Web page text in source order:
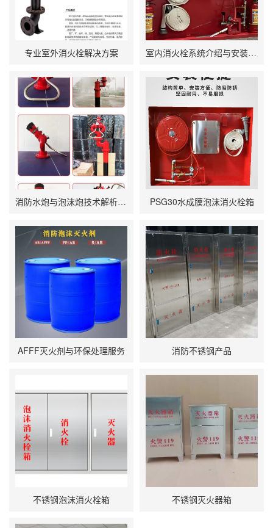
专业室外消火栓解决方案 室内消火栓系统介绍与安装规范
消防水炮与泡沫炮技术解析：选型与应用指南 PSG30水成膜泡沫消火栓箱
AFFF灭火剂与环保处理服务 消防不锈钢产品
不锈钢泡沫消火栓箱 不锈钢灭火器箱